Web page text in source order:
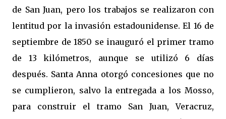
de San Juan, pero los trabajos se realizaron con
lentitud por la invasión estadounidense. El 16 de
septiembre de 1850 se inauguró el primer tramo
de 13 kilómetros, aunque se utilizó 6 días
después. Santa Anna otorgó concesiones que no
se cumplieron, salvo la entregada a los Mosso,
para construir el tramo San Juan, Veracruz,